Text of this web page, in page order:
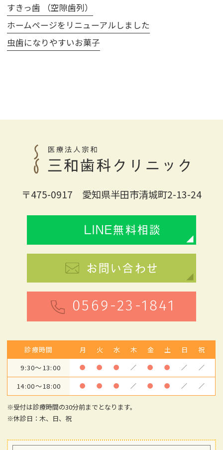
すきっ歯 （空隙歯列）
ホームページをリニューアルしました
虫歯になりやすいお菓子
〒475-0917 愛知県半田市清城町2-13-24
LINE無料相談
お問い合わせ
0569-23-1841
診療時間 月 火 水 木 金 土 日
祝
9:30～13:00
● ● ● ／ ● ● ／ ／
14:00～18:00 ● ● ● ／ ● ● ／ ／
※受付は診療時間の30分前までとなります。
※休診日：木、日、祝